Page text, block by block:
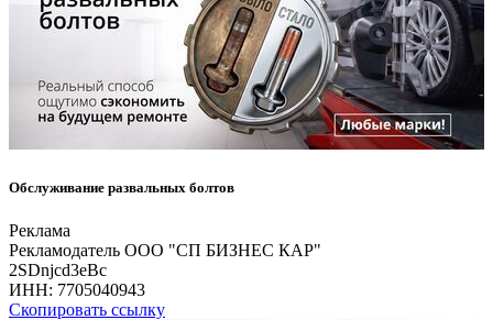
Обслуживание развальных болтов
Реклама
Рекламодатель ООО "СП БИЗНЕС КАР"
2SDnjcd3eBc
ИНН: 7705040943
Скопировать ссылку